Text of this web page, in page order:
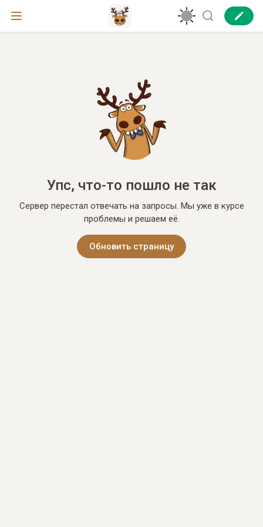
Упс, что-то пошло не так
Сервер перестал отвечать на запросы. Мы уже в курсе
проблемы и решаем её.
Обновить страницу